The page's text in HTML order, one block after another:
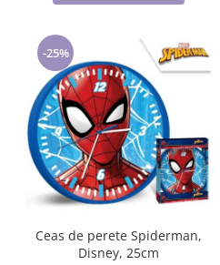
-25%
Ceas de perete Spiderman,
Disney, 25cm